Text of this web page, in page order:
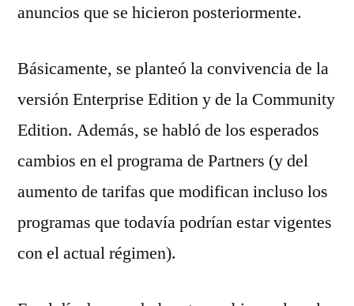
anuncios que se hicieron posteriormente.
Básicamente, se planteó la convivencia de la
versión Enterprise Edition y de la Community
Edition. Además, se habló de los esperados
cambios en el programa de Partners (y del
aumento de tarifas que modifican incluso los
programas que todavía podrían estar vigentes
con el actual régimen).